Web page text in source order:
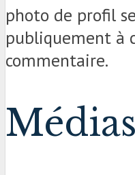
photo de profil
publiquement à
commentaire.
Médias